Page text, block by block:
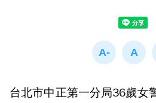
台北市中正第一分局36歲女